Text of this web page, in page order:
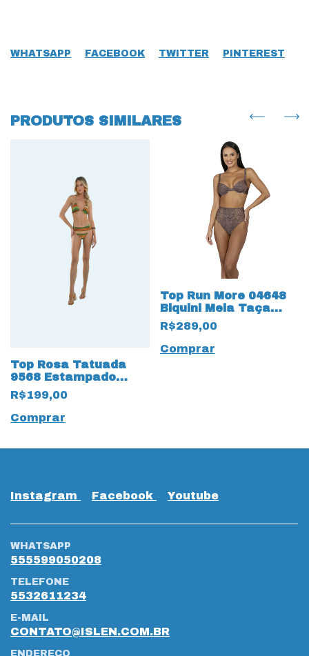
WHATSAPP FACEBOOK TWITTER PINTEREST
PRODUTOS SIMILARES
Top Rosa Tatuada
9568 Estampado
Laranja
R$199,00
Comprar
Top Run More 04648
Biquini Meia Taça
tecido Oceano
R$289,00
Comprar
Instagram Facebook Youtube
WHATSAPP
555599050208
TELEFONE
5532611234
E-MAIL
CONTATO@ISLEN.COM.BR
ENDEREÇO